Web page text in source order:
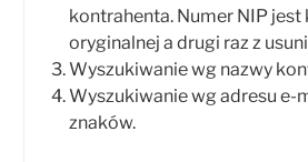
kontrahenta. Numer NIP
oryginalnej a drugi raz z
Wyszukiwanie wg nazwy
Wyszukiwanie wg adresu
znaków.